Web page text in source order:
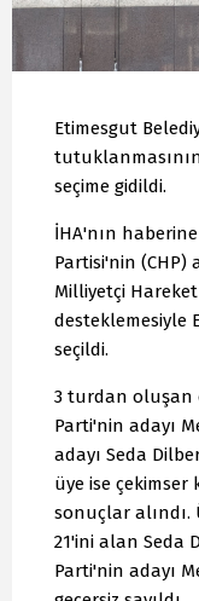
Etimesgut
seçime gidildi.
İHA'nın
Partisi'nin (CHP)
Milliyetçi
desteklemesiyle
seçildi.
3 turdan oluşan
Parti'nin adayı
adayı Seda
üye ise çekimser
sonuçlar
21'ini alan Seda
Parti'nin adayı